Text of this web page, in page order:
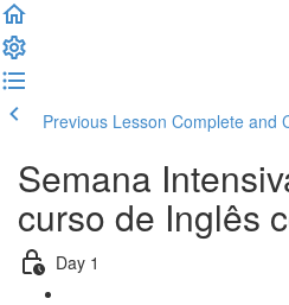
Previous Lesson Complete and
Semana
curso de Inglês
Day 1